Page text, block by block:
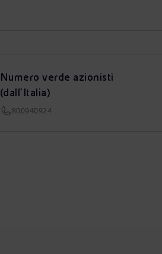
Numero verde azionisti
(dall’Italia)
800940924